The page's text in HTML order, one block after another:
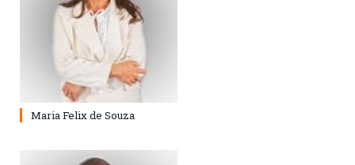
Maria Felix de Souza